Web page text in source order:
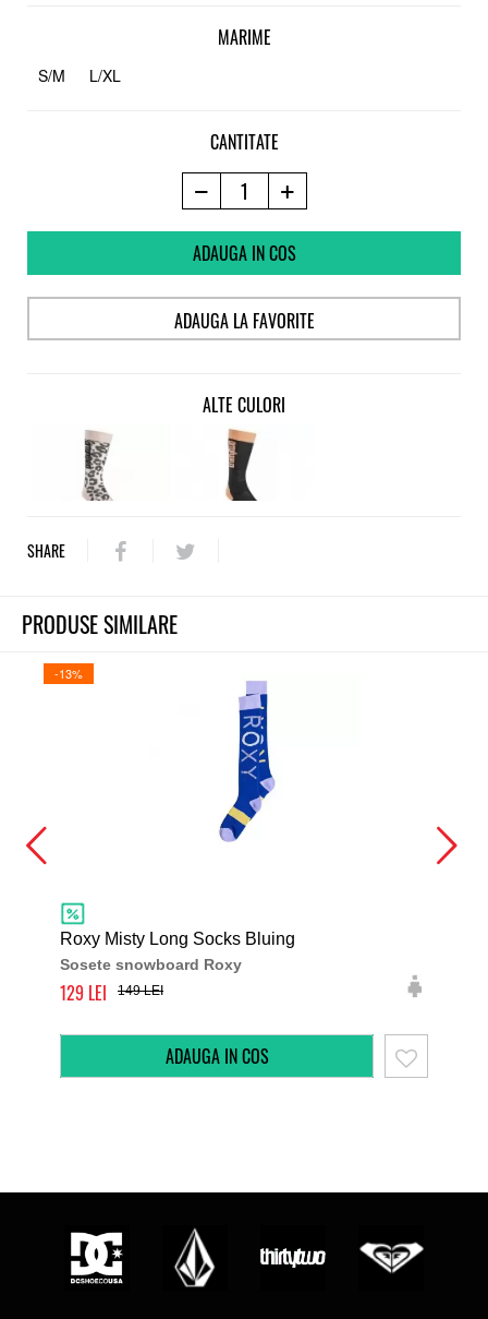
MARIME
S/M L/XL
CANTITATE
ADAUGA IN COS
ADAUGA LA FAVORITE
ALTE CULORI
SHARE
PRODUSE SIMILARE
-13%
Roxy Misty Long Socks Bluing
Sosete snowboard Roxy
129 149